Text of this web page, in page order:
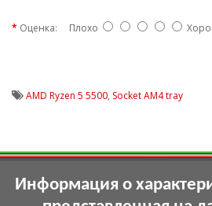
Оценка: Плохо
AMD Ryzen 5 5500, Socket AM4 tray
Информация о